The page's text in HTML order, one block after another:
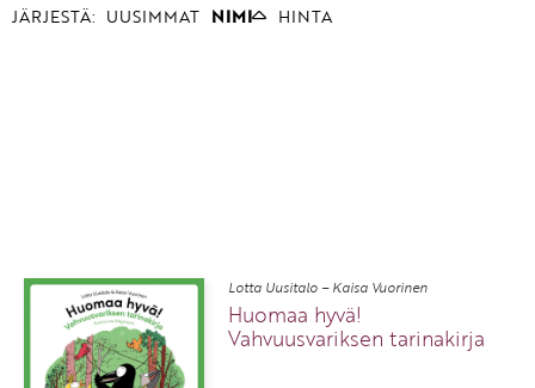
JÄRJESTÄ: UUSIMMAT NIMI HINTA
Lotta Uusitalo – Kaisa Vuorinen
Huomaa hyvä!
Vahvuusvariksen tarinakirja